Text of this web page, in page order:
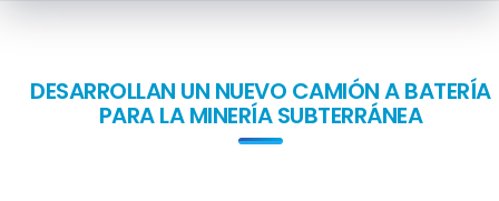
Servicios
DESARROLLAN UN NUEVO CAMIÓN A BATERÍA
PARA LA MINERÍA SUBTERRÁNEA